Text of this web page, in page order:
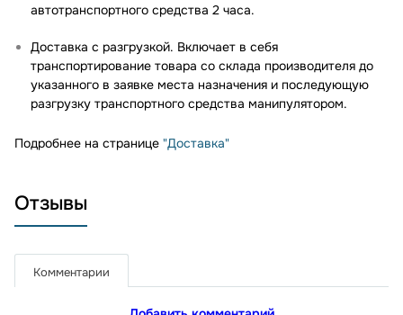
автотранспортного средства 2 часа.
Доставка с разгрузкой. Включает в себя
транспортирование товара со склада производителя до
указанного в заявке места назначения и последующую
разгрузку транспортного средства манипулятором.
Подробнее на странице "Доставка"
Отзывы
Комментарии